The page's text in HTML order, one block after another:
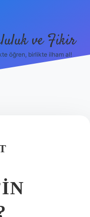
ve Fikir
öğren, birlikte ilham al!